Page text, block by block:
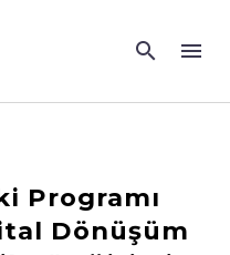
Programı
Dönüşüm